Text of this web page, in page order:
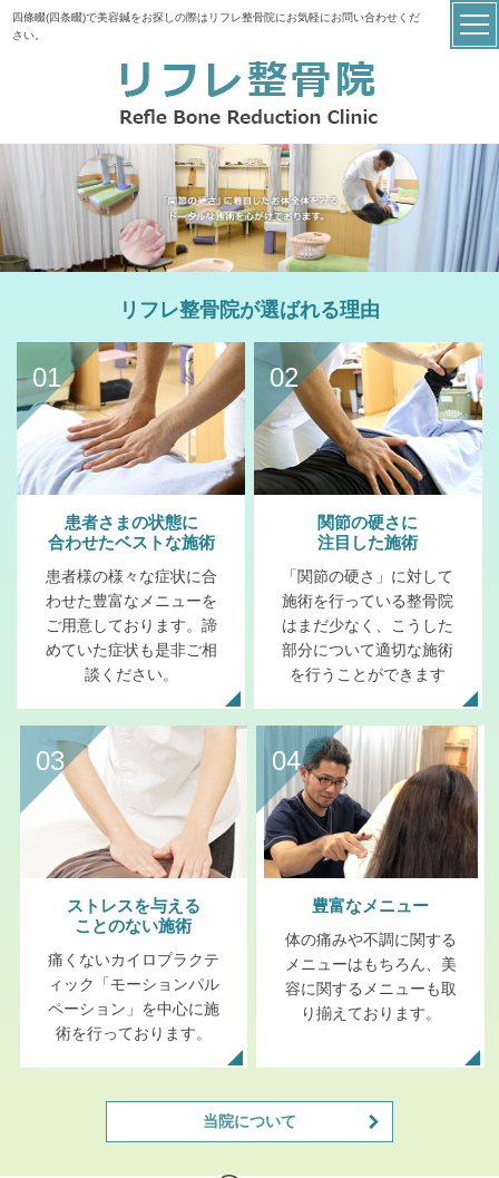
四條畷(四条畷)で美容鍼をお探しの際はリフレ整骨院にお気軽にお問い合わせくだ
さい。
リフレ整骨院が選ばれる理由
01
患者さまの状態に
合わせたベストな施術
患者様の様々な症状に合
わせた豊富なメニューを
ご用意しております。諦
めていた症状も是非ご相
談ください。
02
関節の硬さに
注目した施術
「関節の硬さ」に対して
施術を行っている整骨院
はまだ少なく、こうした
部分について適切な施術
を行うことができます
03
ストレスを与える
ことのない施術
痛くないカイロプラクテ
ィック「モーションパル
ペーション」を中心に施
術を行っております。
04
豊富なメニュー
体の痛みや不調に関する
メニューはもちろん、美
容に関するメニューも取
り揃えております。
当院について